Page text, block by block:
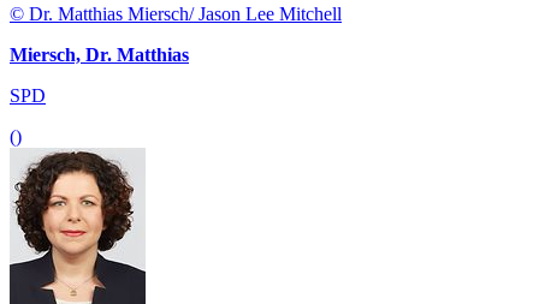
© Dr. Matthias Miersch/ Jason Lee Mitchell
Miersch, Dr. Matthias
SPD
()